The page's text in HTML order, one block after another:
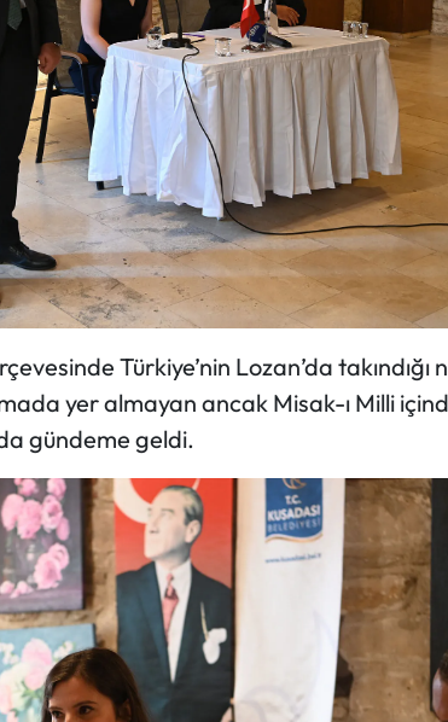
Türkiye’nin Lozan’da takındığı
yer almayan ancak Misak-ı Milli
gündeme geldi.